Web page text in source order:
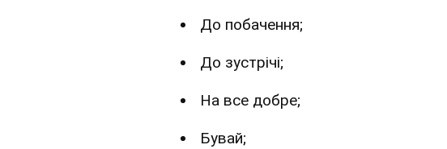
До побачення;
До зустрічі;
На все добре;
Бувай;